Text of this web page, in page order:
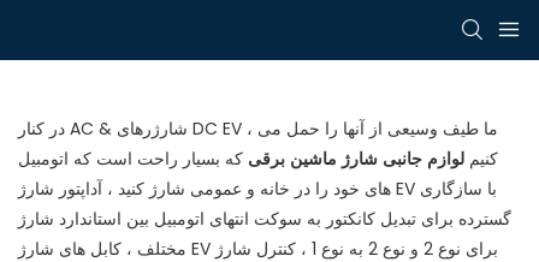
در کنار AC & شارژرهای DC EV ، ما طیف وسیعی از آنها را حمل می
کنیم لوازم جانبی شارژ ماشین برقی که بسیار راحت است که اتومبیل
های خود را در خانه و عمومی شارژ کنید ، آداپتور شارژ EV با سازگاری
گسترده برای تبدیل کانکتور به سوکت انتهای اتومبیل بین استاندارد شارژ
مختلف ، کابل های شارژ EV برای نوع 2 و نوع 2 به نوع 1 ، کنترل شارژ